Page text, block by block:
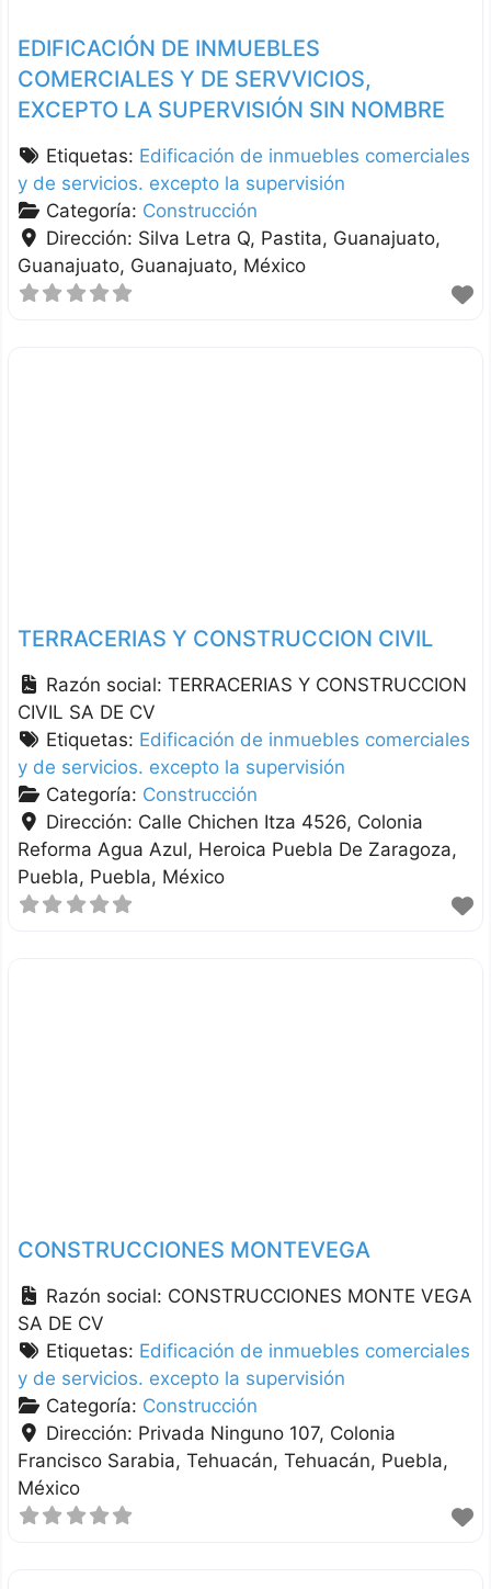
EDIFICACIÓN DE INMUEBLES
COMERCIALES Y DE SERVVICIOS,
EXCEPTO LA SUPERVISIÓN SIN NOMBRE
Etiquetas: Edificación de inmuebles comerciales
y de servicios. excepto la supervisión
Categoría: Construcción
Dirección: Silva Letra Q, Pastita, Guanajuato
Guanajuato Guanajuato México
TERRACERIAS Y CONSTRUCCION CIVIL
Razón social:TERRACERIAS Y CONSTRUCCION
CIVIL SA DE CV
Etiquetas: Edificación de inmuebles comerciales
y de servicios. excepto la supervisión
Categoría: Construcción
Dirección: Calle Chichen Itza 4526, Colonia
Reforma Agua Azul, Heroica Puebla De Zaragoza
Puebla Puebla México
CONSTRUCCIONES MONTEVEGA
Razón social: CONSTRUCCIONES MONTE VEGA
SA DE CV
Etiquetas: Edificación de inmuebles comerciales
y de servicios. excepto la supervisión
Categoría: Construcción
Dirección: Privada Ninguno 107, Colonia
Francisco Sarabia, Tehuacán Tehuacán Puebla
México